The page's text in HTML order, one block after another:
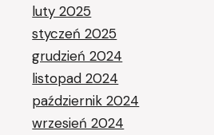
luty 2025
styczeń 2025
grudzień 2024
listopad 2024
październik 2024
wrzesień 2024